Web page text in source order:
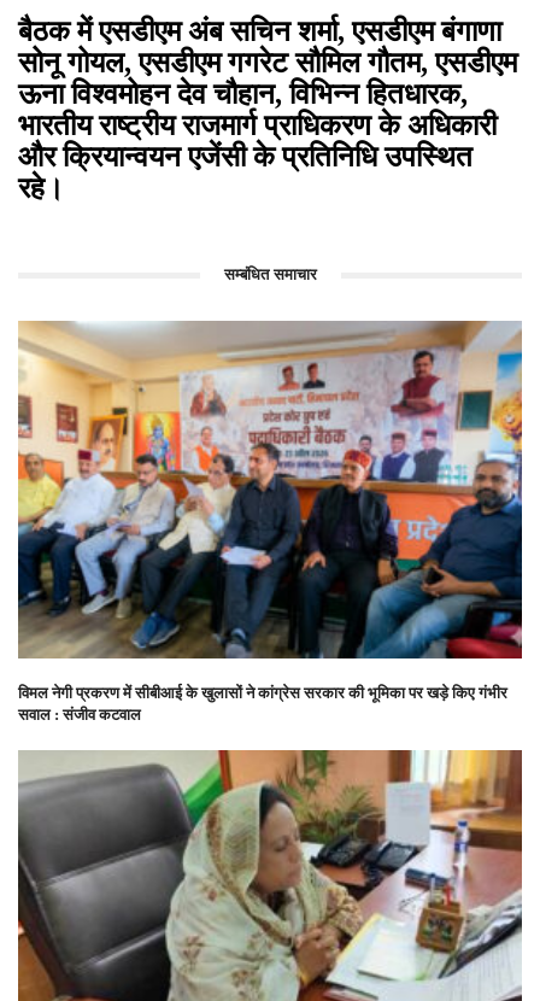
बैठक में एसडीएम अंब सचिन शर्मा, एसडीएम बंगाणा
सोनू गोयल, एसडीएम गगरेट सौमिल गौतम, एसडीएम
ऊना विश्वमोहन देव चौहान, विभिन्न हितधारक,
भारतीय राष्ट्रीय राजमार्ग प्राधिकरण के अधिकारी
और क्रियान्वयन एजेंसी के प्रतिनिधि उपस्थित
रहे।
सम्बंधित समाचार
विमल नेगी प्रकरण में सीबीआई के खुलासों ने कांग्रेस सरकार की भूमिका पर खड़े किए गंभीर
सवाल : संजीव कटवाल